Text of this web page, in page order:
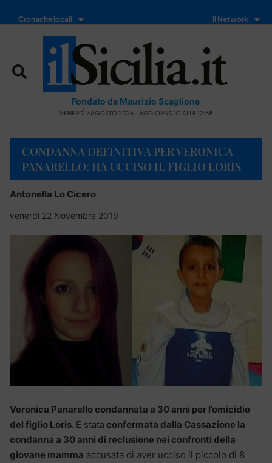
Cronache locali Il Network
Fondato da Maurizio Scaglione
VENERDÌ 7 AGOSTO 2026 - AGGIORNATO ALLE 12:58
CONDANNA DEFINITIVA PER VERONICA
PANARELLO: HA UCCISO IL FIGLIO LORIS
Antonella Lo Cicero
venerdì 22 Novembre 2019
Veronica Panarello condannata a 30 anni per l’omicidio
del figlio Loris. È stata confermata dalla Cassazione la
condanna a 30 anni di reclusione nei confronti della
giovane mamma accusata di aver ucciso il piccolo di 8